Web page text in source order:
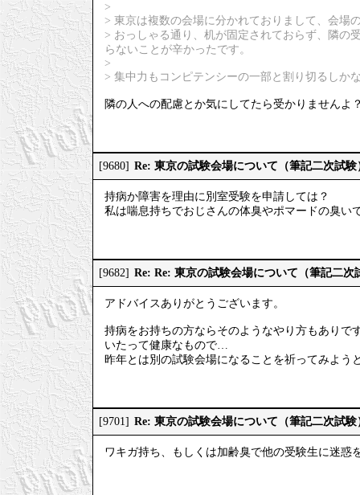
>
> 東京は複数の会場に分かれておりまして、会場
> おっしゃる通り、机が固定されておらず、隣の
らないことが辛かったです。
>
> 集中力もコンピテンシーの一部と割り切るしか
隣の人への配慮とか気にしてたら受かりませんよ
[9680] Re: 東京の試験会場について（筆記二次試験
持病か障害を理由に別室受験を申請しては？
私は喘息持ちでおじさんの体臭やポマードの臭い
[9682] Re: Re: 東京の試験会場について（筆記二次
アドバイスありがとうございます。
持病をお持ちの方ならそのようなやり方もありで
いたって健康なもので…
昨年とは別の試験会場になることを祈ってみよう
[9701] Re: 東京の試験会場について（筆記二次試験
ワキガ持ち、もしくは加齢臭で他の受験生に迷